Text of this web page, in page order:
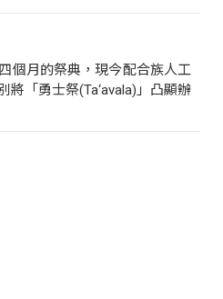
個月的祭典，現今配合族人工
將「勇士祭(Ta‘avala)」凸顯辦